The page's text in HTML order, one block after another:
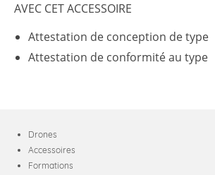
AVEC CET ACCESSOIRE
Attestation de conception de type
Attestation de conformité au type
Drones
Accessoires
Formations